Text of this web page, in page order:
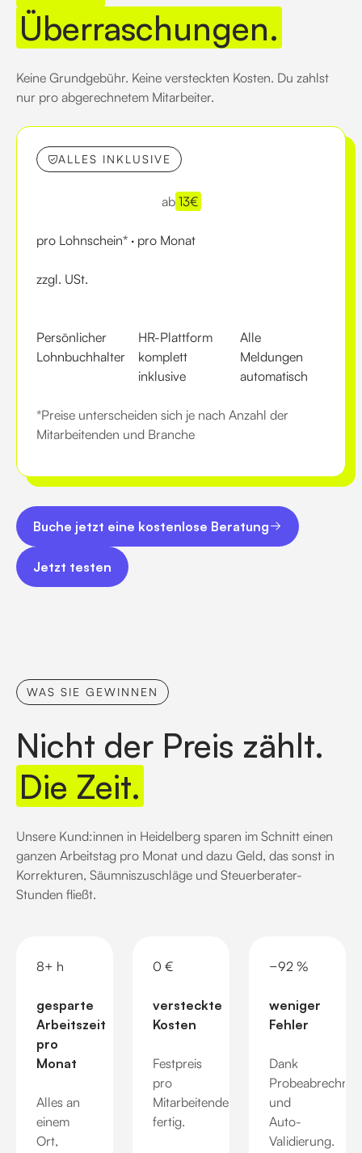
Überraschungen.
Keine Grundgebühr. Keine versteckten Kosten. Du zahlst
nur pro abgerechnetem Mitarbeiter.
ALLES INKLUSIVE
ab 13€
pro Lohnschein* · pro Monat
zzgl. USt.
Persönlicher
Lohnbuchhalter
HR-Plattform
komplett
inklusive
Alle
Meldungen
automatisch
*Preise unterscheiden sich je nach Anzahl der
Mitarbeitenden und Branche
Buche jetzt eine kostenlose Beratung
Buche jetzt eine kostenlose Beratung
Jetzt testen
Jetzt testen
WAS SIE GEWINNEN
Nicht der Preis zählt.
Die Zeit.
Unsere Kund:innen in Heidelberg sparen im Schnitt einen
ganzen Arbeitstag pro Monat und dazu Geld, das sonst in
Korrekturen, Säumniszuschläge und Steuerberater-
Stunden fließt.
8+ h
gesparte
Arbeitszeit
pro
Monat
Alles an
einem
Ort,
0 €
versteckte
Kosten
Festpreis
pro
Mitarbeitendem,
fertig.
−92 %
weniger
Fehler
Dank
und
Auto-
Validierung.